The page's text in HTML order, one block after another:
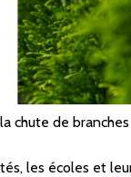
de branches
les écoles et